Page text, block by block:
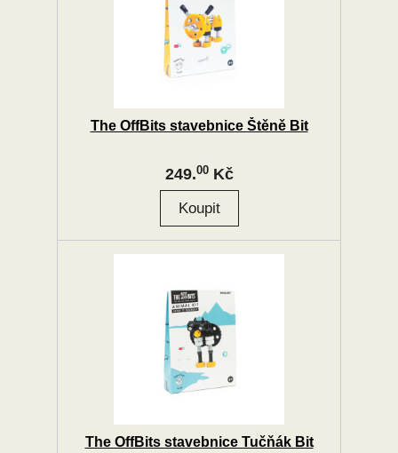
The OffBits stavebnice Štěně Bit
249.00Kč
The OffBits stavebnice Tučňák Bit